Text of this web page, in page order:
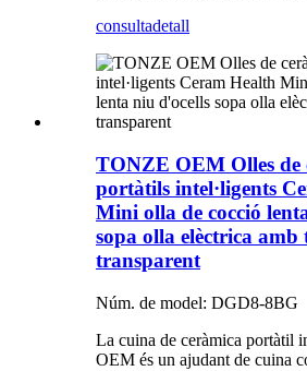
consultadetall
TONZE OEM Olles de
portàtils intel·ligents
Mini olla de cocció
sopa olla elèctrica amb
transparent
Núm. de model: DGD8-8BG
La cuina de ceràmica portàtil
OEM és un ajudant de cuina